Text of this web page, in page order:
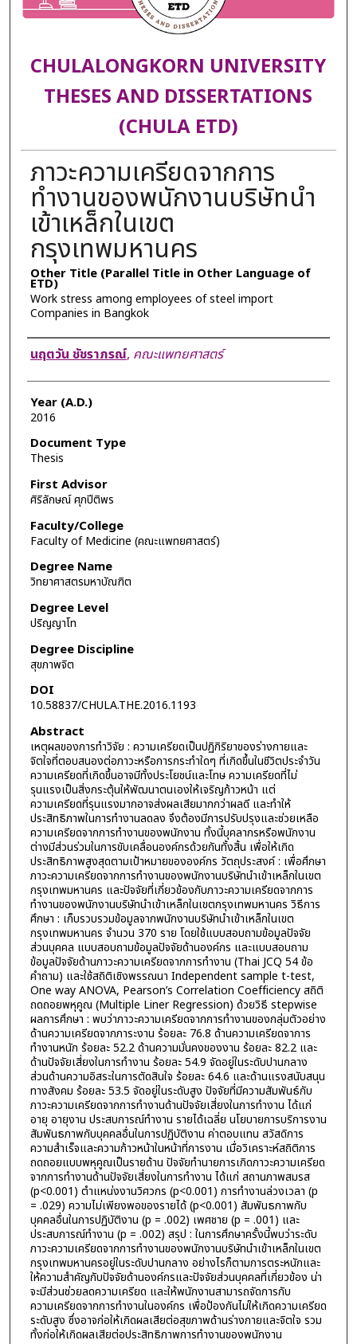
CHULALONGKORN UNIVERSITY
THESES AND DISSERTATIONS
(CHULA ETD)
ภาวะความเครียดจากการ
ทำงานของพนักงานบริษัทนำ
เข้าเหล็กในเขต
กรุงเทพมหานคร
Other Title (Parallel Title in Other Language of
ETD)
Work stress among employees of steel import
Companies in Bangkok
Author
นฤตวัน ชัชราภรณ์, คณะแพทยศาสตร์
Year (A.D.)
2016
Document Type
Thesis
First Advisor
ศิริลักษณ์ ศุภปีติพร
Faculty/College
Faculty of Medicine (คณะแพทยศาสตร์)
Degree Name
วิทยาศาสตรมหาบัณฑิต
Degree Level
ปริญญาโท
Degree Discipline
สุขภาพจิต
DOI
10.58837/CHULA.THE.2016.1193
Abstract
เหตุผลของการทำวิจัย : ความเครียดเป็นปฏิกิริยาของร่างกายและ
จิตใจที่ตอบสนองต่อภาวะหรือการกระทำใดๆ ที่เกิดขึ้นในชีวิตประจำวัน
ความเครียดที่เกิดขึ้นอาจมีทั้งประโยชน์และโทษ ความเครียดที่ไม่
รุนแรงเป็นสิ่งกระตุ้นให้พัฒนาตนเองให้เจริญก้าวหน้า แต่
ความเครียดที่รุนแรงมากอาจส่งผลเสียมากกว่าผลดี และทำให้
ประสิทธิภาพในการทำงานลดลง จึงต้องมีการปรับปรุงและช่วยเหลือ
ความเครียดจากการทำงานของพนักงาน ทั้งนี้บุคลากรหรือพนักงาน
ต่างมีส่วนร่วมในการขับเคลื่อนองค์กรด้วยกันทั้งสิ้น เพื่อให้เกิด
ประสิทธิภาพสูงสุดตามเป้าหมายขององค์กร วัตถุประสงค์ : เพื่อศึกษา
ภาวะความเครียดจากการทำงานของพนักงานบริษัทนำเข้าเหล็กในเขต
กรุงเทพมหานคร และปัจจัยที่เกี่ยวข้องกับภาวะความเครียดจากการ
ทำงานของพนักงานบริษัทนำเข้าเหล็กในเขตกรุงเทพมหานคร วิธีการ
ศึกษา : เก็บรวบรวมข้อมูลจากพนักงานบริษัทนำเข้าเหล็กในเขต
กรุงเทพมหานคร จำนวน 370 ราย โดยใช้แบบสอบถามข้อมูลปัจจัย
ส่วนบุคคล แบบสอบถามข้อมูลปัจจัยด้านองค์กร และแบบสอบถาม
ข้อมูลปัจจัยด้านภาวะความเครียดจากการทำงาน (Thai JCQ 54 ข้อ
คำถาม) และใช้สถิติเชิงพรรณนา Independent sample t-test,
One way ANOVA, Pearson’s Correlation Coefficiency สถิติ
ถดถอยพหุคูณ (Multiple Liner Regression) ด้วยวิธี stepwise
ผลการศึกษา : พบว่าภาวะความเครียดจากการทำงานของกลุ่มตัวอย่าง
ด้านความเครียดจากภาระงาน ร้อยละ 76.8 ด้านความเครียดจาการ
ทำงานหนัก ร้อยละ 52.2 ด้านความมั่นคงของงาน ร้อยละ 82.2 และ
ด้านปัจจัยเสี่ยงในการทำงาน ร้อยละ 54.9 จัดอยู่ในระดับปานกลาง
ส่วนด้านความอิสระในการตัดสินใจ ร้อยละ 64.6 และด้านแรงสนับสนุน
ทางสังคม ร้อยละ 53.5 จัดอยู่ในระดับสูง ปัจจัยที่มีความสัมพันธ์กับ
ภาวะความเครียดจากการทำงานด้านปัจจัยเสี่ยงในการทำงาน ได้แก่
อายุ อายุงาน ประสบการณ์ทำงาน รายได้เฉลี่ย นโยบายการบริการงาน
สัมพันธภาพกับบุคคลอื่นในการปฏิบัติงาน ค่าตอบแทน สวัสดิการ
ความสำเร็จและความก้าวหน้าในหน้าที่การงาน เมื่อวิเคราะห์สถิติการ
ถดถอยแบบพหุคูณเป็นรายด้าน ปัจจัยทำนายการเกิดภาวะความเครียด
จากการทำงานด้านปัจจัยเสี่ยงในการทำงาน ได้แก่ สถานภาพสมรส
(p<0.001) ตำแหน่งงานวิศวกร (p<0.001) การทำงานล่วงเวลา (p
= .029) ความไม่เพียงพอของรายได้ (p<0.001) สัมพันธภาพกับ
บุคคลอื่นในการปฏิบัติงาน (p = .002) เพศชาย (p = .001) และ
ประสบการณ์ทำงาน (p = .002) สรุป : ในการศึกษาครั้งนี้พบว่าระดับ
ภาวะความเครียดจากการทำงานของพนักงานบริษัทนำเข้าเหล็กในเขต
กรุงเทพมหานครอยู่ในระดับปานกลาง อย่างไรก็ตามการตระหนักและ
ให้ความสำคัญกับปัจจัยด้านองค์กรและปัจจัยส่วนบุคคลที่เกี่ยวข้อง น่า
จะมีส่วนช่วยลดความเครียด และให้พนักงานสามารถจัดการกับ
ความเครียดจากการทำงานในองค์กร เพื่อป้องกันไม่ให้เกิดความเครียด
ระดับสูง ซึ่งอาจก่อให้เกิดผลเสียต่อสุขภาพด้านร่างกายและจิตใจ รวม
ทั้งก่อให้เกิดผลเสียต่อประสิทธิภาพการทำงานของพนักงาน